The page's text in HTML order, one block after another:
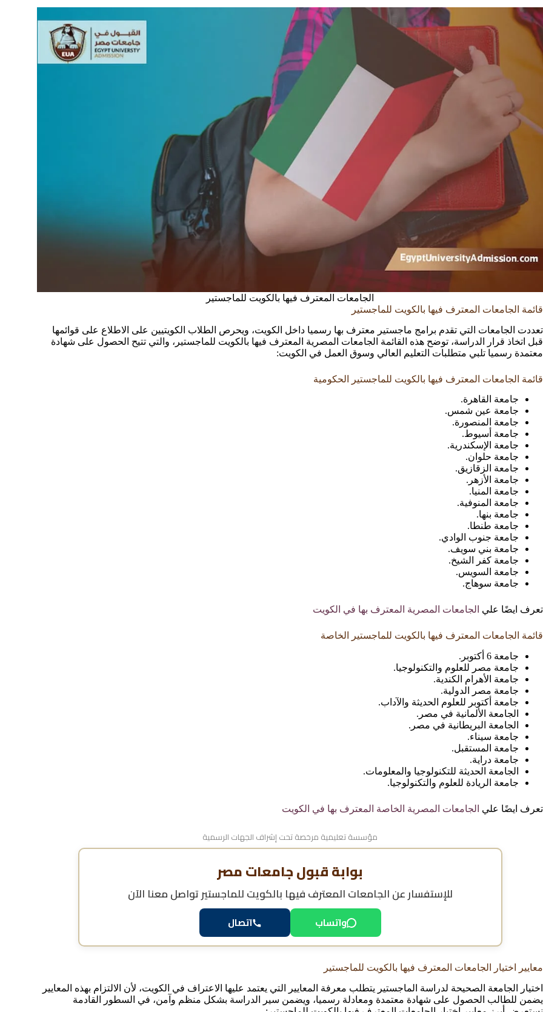
الجامعات المعترف فيها بالكويت للماجستير
قائمة الجامعات المعترف فيها بالكويت للماجستير
تعددت الجامعات التي تقدم برامج ماجستير معترف بها رسميا داخل الكويت، ويحرص الطلاب الكويتيين على الاطلاع على قوائمها
قبل اتخاذ قرار الدراسة، توضح هذه القائمة الجامعات المصرية المعترف فيها بالكويت للماجستير، والتي تتيح الحصول على شهادة
معتمدة رسميا تلبي متطلبات التعليم العالي وسوق العمل في الكويت:
قائمة الجامعات المعترف فيها بالكويت للماجستير الحكومية
جامعة القاهرة.
جامعة عين شمس.
جامعة المنصورة.
جامعة أسيوط.
جامعة الإسكندرية.
جامعة حلوان.
جامعة الزقازيق.
جامعة الأزهر.
جامعة المنيا.
جامعة المنوفية.
جامعة بنها.
جامعة طنطا.
جامعة جنوب الوادي.
جامعة بني سويف.
جامعة كفر الشيخ.
جامعة السويس.
جامعة سوهاج.
تعرف ايضًا علي الجامعات المصرية المعترف بها في الكويت
قائمة الجامعات المعترف فيها بالكويت للماجستير الخاصة
جامعة 6 أكتوبر.
جامعة مصر للعلوم والتكنولوجيا.
جامعة الأهرام الكندية.
جامعة مصر الدولية.
جامعة أكتوبر للعلوم الحديثة والآداب.
الجامعة الألمانية في مصر.
الجامعة البريطانية في مصر.
جامعة سيناء.
جامعة المستقبل.
جامعة دراية.
الجامعة الحديثة للتكنولوجيا والمعلومات.
جامعة الريادة للعلوم والتكنولوجيا.
تعرف ايضًا علي الجامعات المصرية الخاصة المعترف بها في الكويت
مؤسسة تعليمية مرخصة تحت إشراف الجهات الرسمية
بوابة قبول جامعات مصر
للإستفسار عنالجامعات المعترف فيها بالكويت للماجستيرتواصل معنا الآن
واتساب اتصال
معايير اختيار الجامعات المعترف فيها بالكويت للماجستير
اختيار الجامعة الصحيحة لدراسة الماجستير يتطلب معرفة المعايير التي يعتمد عليها الاعتراف في الكويت، لأن الالتزام بهذه المعايير
يضمن للطالب الحصول على شهادة معتمدة ومعادلة رسميا، ويضمن سير الدراسة بشكل منظم وآمن، في السطور القادمة